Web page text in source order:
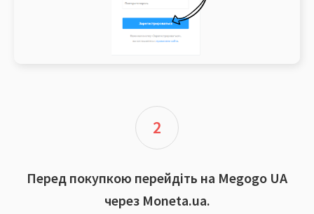
2
Перед покупкою перейдіть на Megogo UA
через Moneta.ua.